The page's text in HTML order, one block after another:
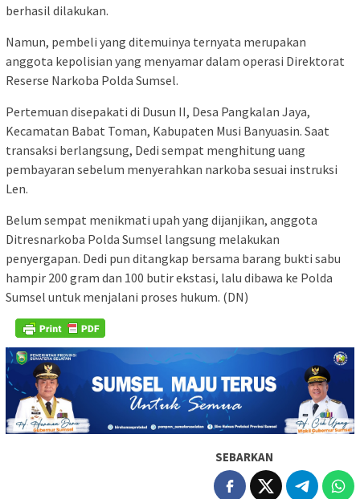
berhasil dilakukan.
Namun, pembeli yang ditemuinya ternyata merupakan
anggota kepolisian yang menyamar dalam operasi Direktorat
Reserse Narkoba Polda Sumsel.
Pertemuan disepakati di Dusun II, Desa Pangkalan Jaya,
Kecamatan Babat Toman, Kabupaten Musi Banyuasin. Saat
transaksi berlangsung, Dedi sempat menghitung uang
pembayaran sebelum menyerahkan narkoba sesuai instruksi
Len.
Belum sempat menikmati upah yang dijanjikan, anggota
Ditresnarkoba Polda Sumsel langsung melakukan
penyergapan. Dedi pun ditangkap bersama barang bukti sabu
hampir 200 gram dan 100 butir ekstasi, lalu dibawa ke Polda
Sumsel untuk menjalani proses hukum. (DN)
SEBARKAN